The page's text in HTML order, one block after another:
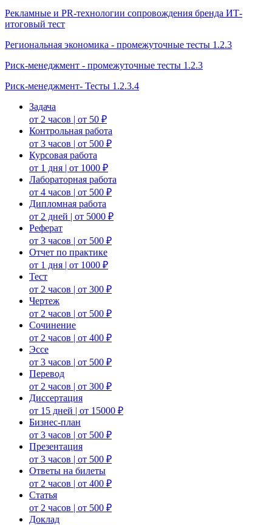
Рекламные и PR-технологии сопровождения бренда ИТ-
итоговый тест
Региональная экономика - промежуточные тесты 1.2.3
Риск-менеджмент - промежуточные тесты 1.2.3
Риск-менеджмент- Тесты 1.2.3.4
Задача
от 2 часов | от 50 ₽
Контрольная работа
от 3 часов | от 500 ₽
Курсовая работа
от 1 дня | от 1000 ₽
Лабораторная работа
от 4 часов | от 500 ₽
Дипломная работа
от 2 дней | от 5000 ₽
Реферат
от 3 часов | от 500 ₽
Отчет по практике
от 1 дня | от 1000 ₽
Тест
от 2 часов | от 300 ₽
Чертеж
от 2 часов | от 500 ₽
Сочинение
от 2 часов | от 400 ₽
Эссе
от 3 часов | от 500 ₽
Перевод
от 2 часов | от 300 ₽
Диссертация
от 15 дней | от 15000 ₽
Бизнес-план
от 3 часов | от 500 ₽
Презентация
от 3 часов | от 500 ₽
Ответы на билеты
от 2 часов | от 400 ₽
Статья
от 2 часов | от 500 ₽
Доклад